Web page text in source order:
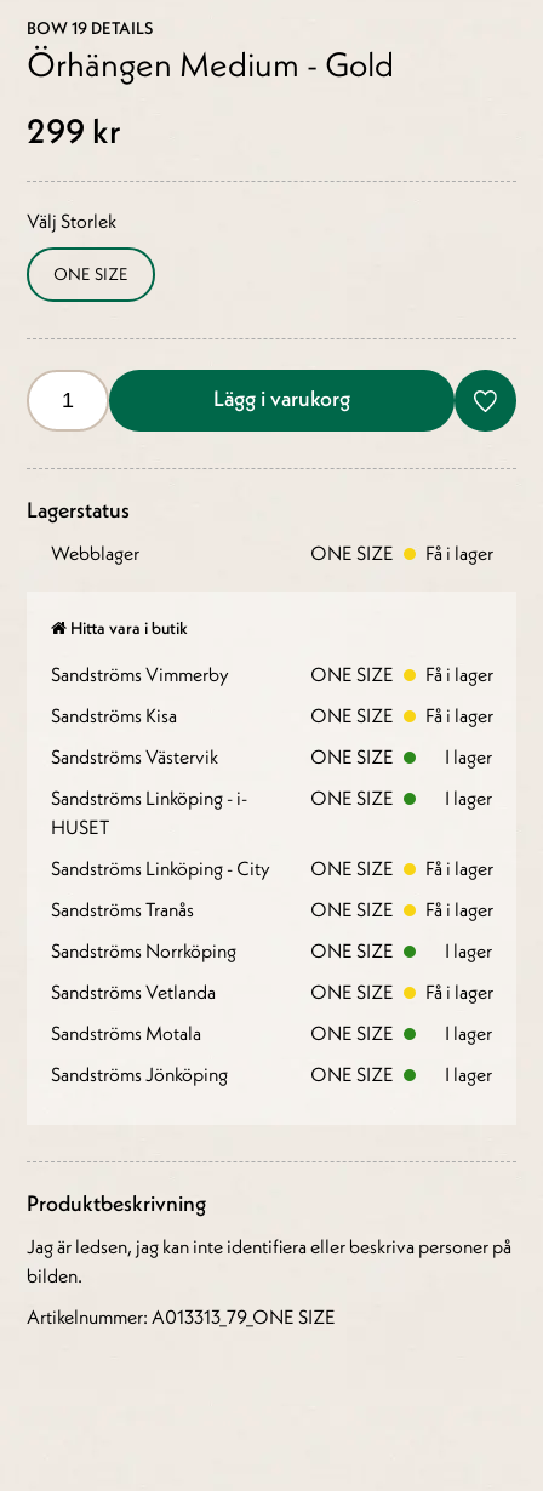
BOW 19 DETAILS
Örhängen Medium - Gold
299 kr
Välj Storlek
ONE SIZE
Lägg i varukorg
Lagerstatus
Webblager ONE SIZE Få i lager
Hitta vara i butik
Sandströms Vimmerby ONE SIZE
Få i lager
Sandströms Kisa
ONE SIZE
Få i lager
Sandströms Västervik
ONE SIZE
I lager
Sandströms Linköping - i-
HUSET
ONE SIZE I lager
Sandströms Linköping - City ONE SIZE
Få i lager
Sandströms Tranås
ONE SIZE
Få i lager
Sandströms Norrköping
ONE SIZE
I lager
Sandströms Vetlanda
ONE SIZE
Få i lager
Sandströms Motala
ONE SIZE
I lager
Sandströms Jönköping
ONE SIZE I lager
Produktbeskrivning
Jag är ledsen, jag kan inte identifiera eller beskriva personer på
bilden.
Artikelnummer: A013313_79_ONE SIZE